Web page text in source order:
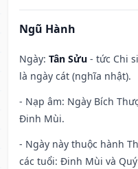
Ngũ Hành
Ngày: Tân Sửu - tức Chi
là ngày cát (nghĩa nhật).
- Nạp âm: Ngày Bích
Đinh Mùi.
- Ngày này thuộc hành
các tuổi: Đinh Mùi và